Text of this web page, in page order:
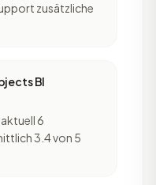
zusätzliche
BI
6
3.4 von 5